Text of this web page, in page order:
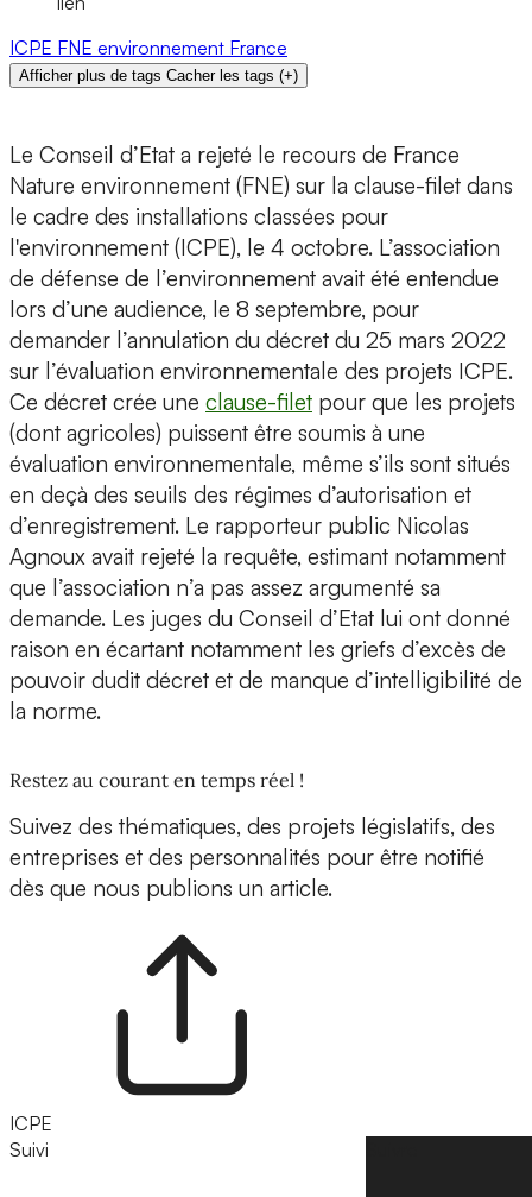
ICPE FNE environnement France
Afficher plus de tags Cacher les tags (+)
Le Conseil d’Etat a rejeté le recours de France
Nature environnement (FNE) sur la clause-filet dans
le cadre des installations classées pour
l'environnement (ICPE), le 4 octobre. L’association
de défense de l’environnement avait été entendue
lors d’une audience, le 8 septembre, pour
demander l’annulation du décret du 25 mars 2022
sur l’évaluation environnementale des projets ICPE.
Ce décret crée une clause-filet pour que les projets
(dont agricoles) puissent être soumis à une
évaluation environnementale, même s’ils sont situés
en deçà des seuils des régimes d’autorisation et
d’enregistrement. Le rapporteur public Nicolas
Agnoux avait rejeté la requête, estimant notamment
que l’association n’a pas assez argumenté sa
demande. Les juges du Conseil d’Etat lui ont donné
raison en écartant notamment les griefs d’excès de
pouvoir dudit décret et de manque d’intelligibilité de
la norme.
Restez au courant en temps réel !
Suivez des thématiques, des projets législatifs, des
entreprises et des personnalités pour être notifié
dès que nous publions un article.
ICPE
Suivi